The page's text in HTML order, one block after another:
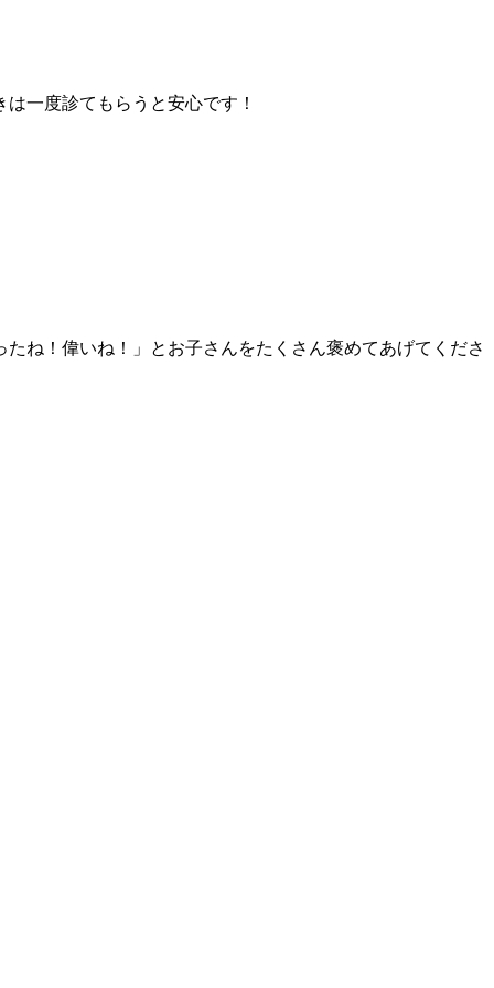
一度診てもらうと安心です！
ね！偉いね！」とお子さんをたくさん褒めてあげてくださ